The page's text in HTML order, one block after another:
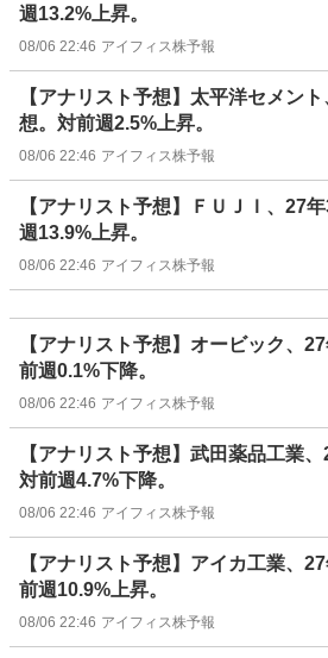
週13.2%上昇。
08/06 22:46 アイフィス株予報
【アナリスト予想】太平洋セメン
想。対前週2.5%上昇。
08/06 22:46 アイフィス株予報
【アナリスト予想】ＦＵＪＩ、27
週13.9%上昇。
08/06 22:46 アイフィス株予報
【アナリスト予想】オービック、
前週0.1%下降。
08/06 22:46 アイフィス株予報
【アナリスト予想】武田薬品工業
対前週4.7%下降。
08/06 22:46 アイフィス株予報
【アナリスト予想】アイカ工業、
前週10.9%上昇。
08/06 22:46 アイフィス株予報